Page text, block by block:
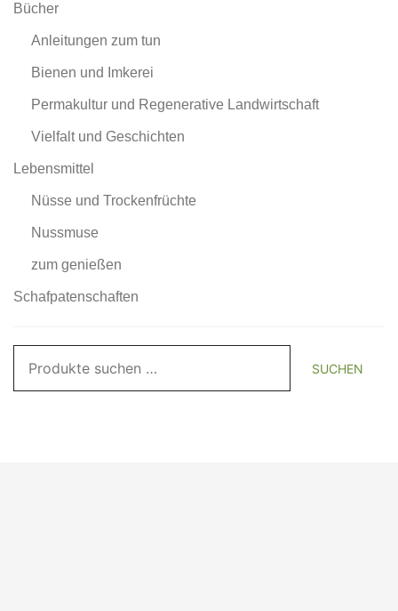
Bücher
Anleitungen zum tun
Bienen und Imkerei
Permakultur und Regenerative Landwirtschaft
Vielfalt und Geschichten
Lebensmittel
Nüsse und Trockenfrüchte
Nussmuse
zum genießen
Schafpatenschaften
nach:
SUCHEN